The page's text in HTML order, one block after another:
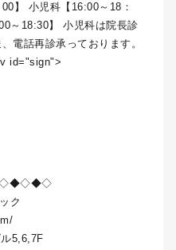
】 小児科【16:00～18：
～18:30】 小児科は院長診
電話再診承っております。
id="sign">
ク
5,6,7F